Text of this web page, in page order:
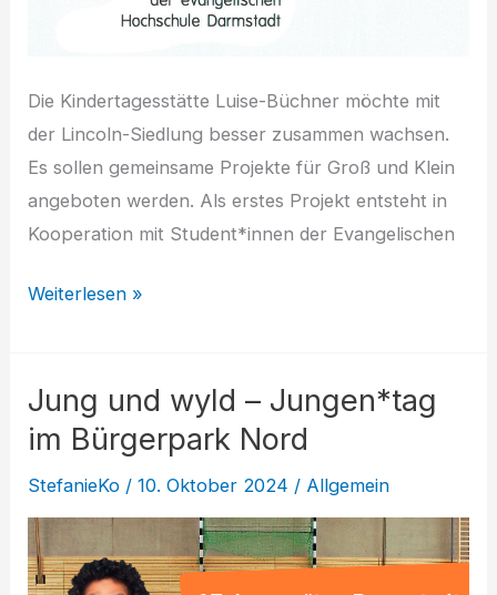
Die Kindertagesstätte Luise-Büchner möchte mit
der Lincoln-Siedlung besser zusammen wachsen.
Es sollen gemeinsame Projekte für Groß und Klein
angeboten werden. Als erstes Projekt entsteht in
Kooperation mit Student*innen der Evangelischen
KiTa
sucht
Helfer
Weiterlesen »
Jung und wyld – Jungen*tag
im Bürgerpark Nord
StefanieKo /10. Oktober 2024 / Allgemein